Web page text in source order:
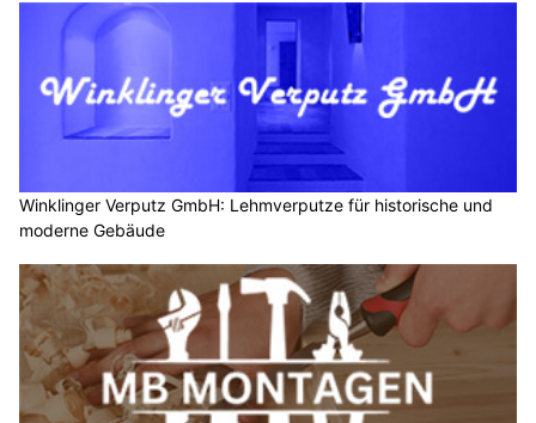
Winklinger Verputz GmbH: Lehmverputze für historische und
moderne Gebäude